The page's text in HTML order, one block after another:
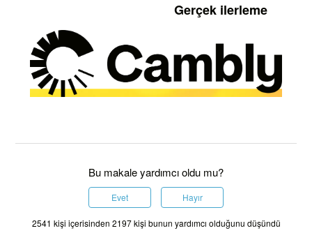
Gerçek ilerleme
Bu makale yardımcı oldu mu?
Evet Hayır
2541 kişi içerisinden 2197 kişi bunun yardımcı olduğunu düşündü